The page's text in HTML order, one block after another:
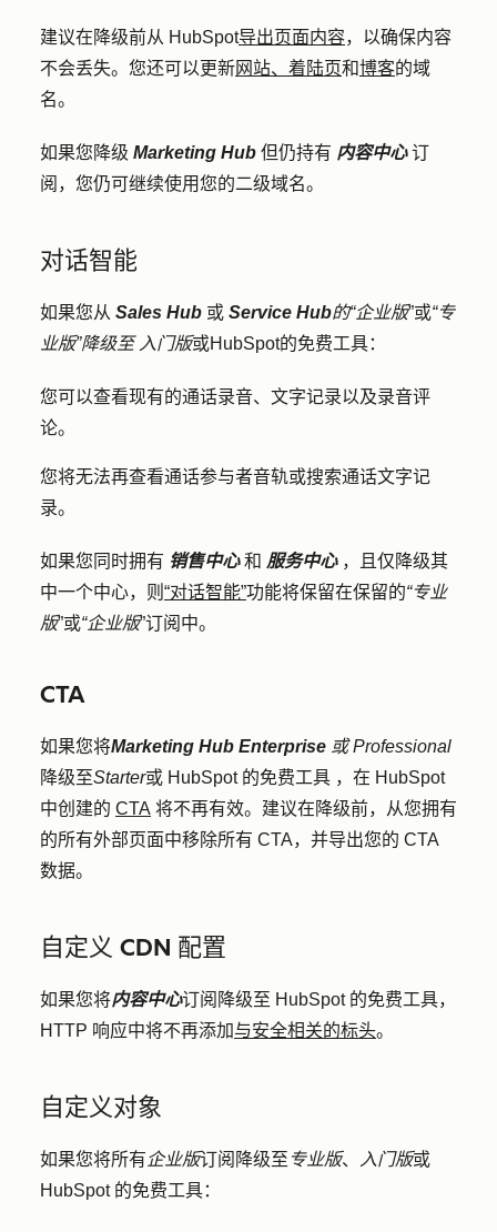
建议在降级前从 HubSpot导出页面内容，以确保内容
不会丢失。您还可以更新网站、着陆页和博客的域
名。
如果您降级 Marketing Hub 但仍持有 内容中心订
阅，您仍可继续使用您的二级域名。
对话智能
如果您从 Sales Hub 或 Service Hub的“企业版”或“专
业版”降级至 入门版或HubSpot的免费工具：
您可以查看现有的通话录音、文字记录以及录音评
论。
您将无法再查看通话参与者音轨或搜索通话文字记
录。
如果您同时拥有 销售中心和 服务中心 ，且仅降级其
中一个中心，则 “对话智能”功能将保留在保留的“专业
版”或“企业版”订阅中。
CTA
如果您将Marketing Hub Enterprise 或Professional
降级至Starter或 HubSpot 的免费工具 ，在 HubSpot
中创建的 CTA 将不再有效。建议在降级前，从您拥有
的所有外部页面中移除所有 CTA，并导出您的 CTA
数据。
自定义 CDN 配置
如果您将内容中心订阅降级至 HubSpot 的免费工具，
HTTP 响应中将不再添加与安全相关的标头。
自定义对象
如果您将所有企业版订阅降级至 专业版、 入门版或
HubSpot 的免费工具：